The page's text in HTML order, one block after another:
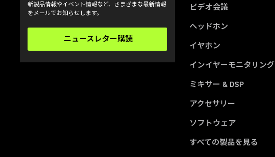
新製品情報やイベント情報など、さまざまな最新情報
をメールでお知らせします。
ニュースレター購読
(Opens in a new tab)
ビデオ会議
ヘッドホン
イヤホン
インイヤーモニタリング
ミキサー & DSP
アクセサリー
ソフトウェア
すべての製品を見る